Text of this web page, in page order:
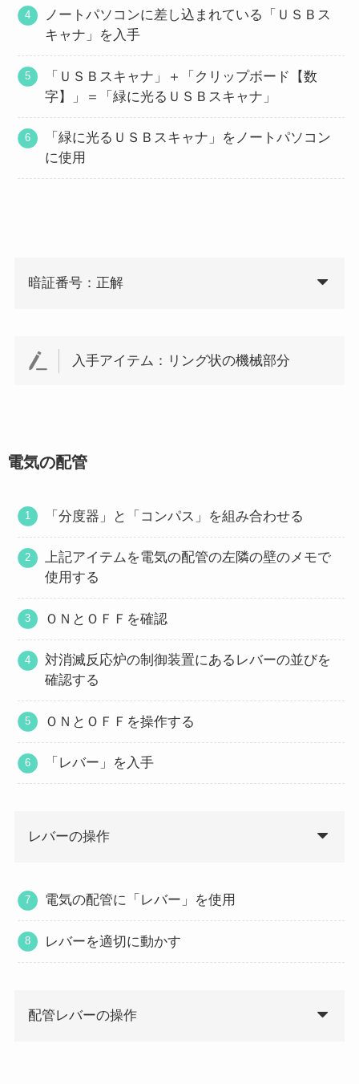
ノートパソコンに差し込まれている「ＵＳＢス
キャナ」を入手
「ＵＳＢスキャナ」＋「クリップボード【数
字】」＝「緑に光るＵＳＢスキャナ」
「緑に光るＵＳＢスキャナ」をノートパソコン
に使用
暗証番号：正解
入手アイテム：リング状の機械部分
電気の配管
「分度器」と「コンパス」を組み合わせる
上記アイテムを電気の配管の左隣の壁のメモで
使用する
ＯＮとＯＦＦを確認
対消滅反応炉の制御装置にあるレバーの並びを
確認する
ＯＮとＯＦＦを操作する
「レバー」を入手
レバーの操作
電気の配管に「レバー」を使用
レバーを適切に動かす
配管レバーの操作